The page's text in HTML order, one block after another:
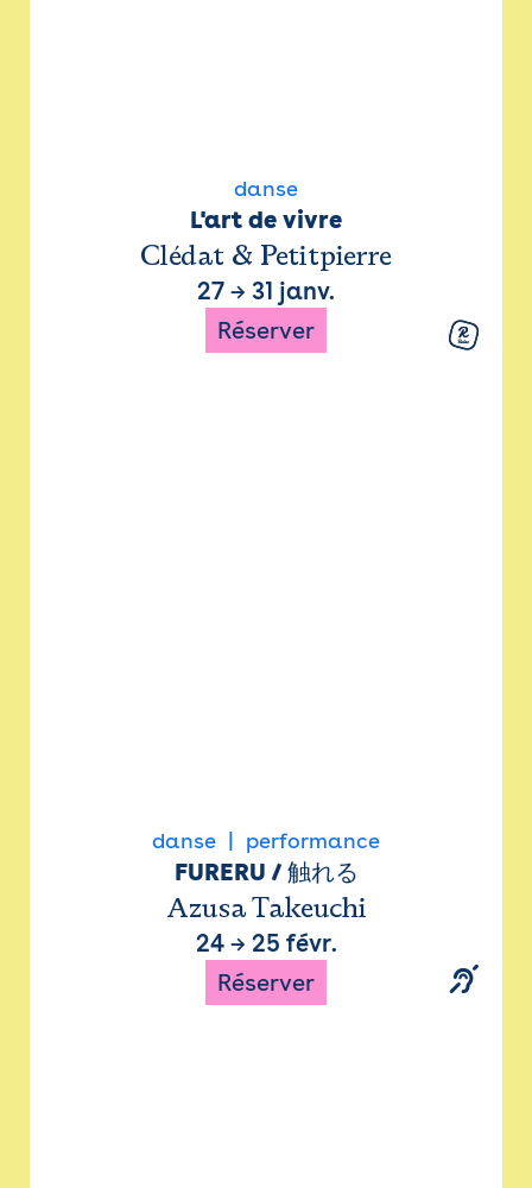
danse
L'art de vivre
Clédat & Petitpierre
27 → 31 janv.
Réserver
danse performance
FURERU / 触れる
Azusa Takeuchi
24→ 25 févr.
Réserver